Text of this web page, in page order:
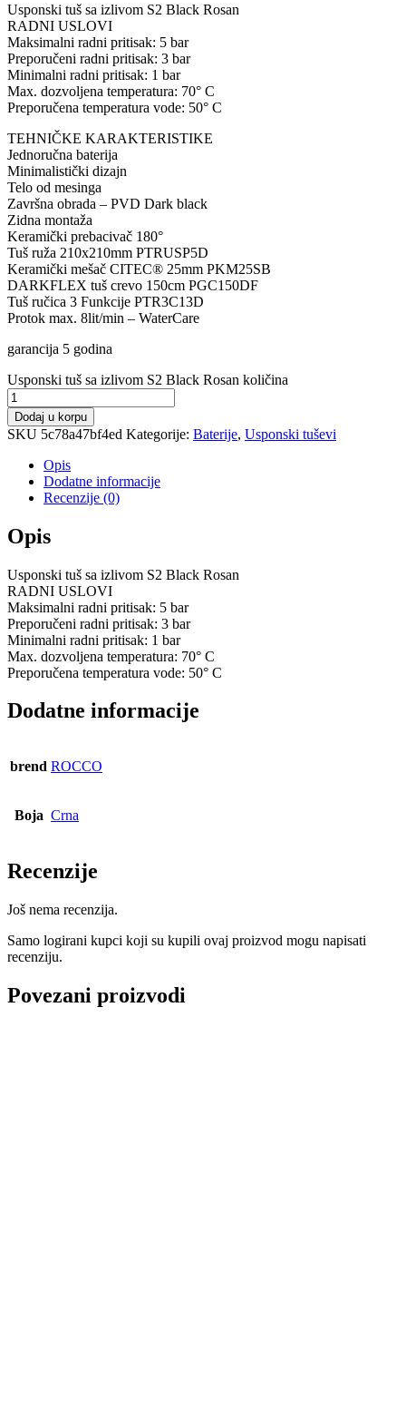
Usponski tuš sa izlivom S2 Black Rosan
RADNI USLOVI
Maksimalni radni pritisak: 5 bar
Preporučeni radni pritisak: 3 bar
Minimalni radni pritisak: 1 bar
Max. dozvoljena temperatura: 70° C
Preporučena temperatura vode: 50° C
TEHNIČKE KARAKTERISTIKE
Jednoručna baterija
Minimalistički dizajn
Telo od mesinga
Završna obrada – PVD Dark black
Zidna montaža
Keramički prebacivač 180°
Tuš ruža 210x210mm PTRUSP5D
Keramički mešač CITEC® 25mm PKM25SB
DARKFLEX tuš crevo 150cm PGC150DF
Tuš ručica 3 Funkcije PTR3C13D
Protok max. 8lit/min – WaterCare
garancija 5 godina
Usponski tuš sa izlivom S2 Black Rosan količina
Dodaj u korpu
SKU 5c78a47bf4ed Kategorije: Baterije, Usponski tuševi
Opis
Dodatne informacije
Recenzije (0)
Opis
Usponski tuš sa izlivom S2 Black Rosan
RADNI USLOVI
Maksimalni radni pritisak: 5 bar
Preporučeni radni pritisak: 3 bar
Minimalni radni pritisak: 1 bar
Max. dozvoljena temperatura: 70° C
Preporučena temperatura vode: 50° C
Dodatne informacije
brend ROCCO
Boja Crna
Recenzije
Još nema recenzija.
Samo logirani kupci koji su kupili ovaj proizvod mogu napisati
recenziju.
Povezani proizvodi